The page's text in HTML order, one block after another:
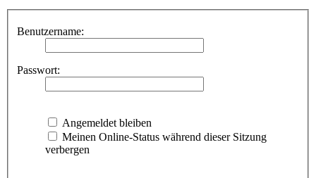
Benutzername:
Passwort:
Angemeldet bleiben
Meinen Online-Status während dieser Sitzung
verbergen